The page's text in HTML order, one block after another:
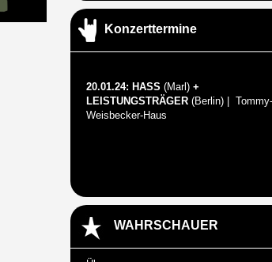
Konzerttermine
20.01.24: HASS (Marl) +
LEISTUNGSTRÄGER (Berlin) | Tommy-
Weisbecker-Haus
WAHRSCHAUER